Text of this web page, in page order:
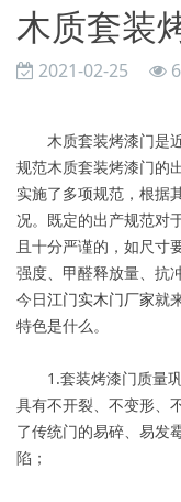
木质套装
2021-02-25
木质套装烤漆门是近
规范木质套装烤漆门的
实施了多项规范，根据
况。既定的出产规范对
且十分严谨的，如尺寸
强度、甲醛释放量、抗
今日江门实木门厂家就
特色是什么。
1.套装烤漆门质量巩
具有不开裂、不变形、
了传统门的易碎、易发
陷；